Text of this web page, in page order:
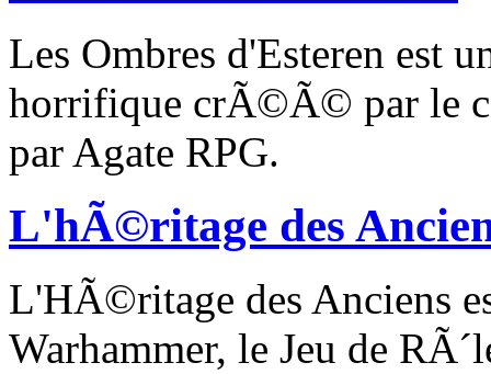
Les Ombres d'Esteren est
horrifique crÃ©Ã© par le
par Agate RPG.
L'hÃ©ritage des
L'HÃ©ritage des Anciens
Warhammer, le Jeu de